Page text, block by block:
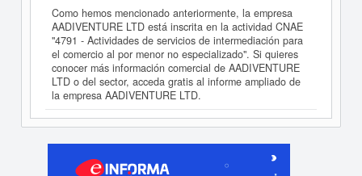
Como hemos mencionado anteriormente, la empresa
AADIVENTURE LTD está inscrita en la actividad CNAE
"4791 - Actividades de servicios de intermediación para
el comercio al por menor no especializado". Si quieres
conocer más información comercial de AADIVENTURE
LTD o del sector, acceda gratis al informe ampliado de
la empresa AADIVENTURE LTD.